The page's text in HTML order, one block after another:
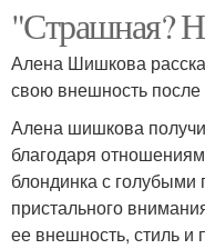
"Страшная?
Алена Шишкова
свою внешность
Алена шишкова
благодаря
блондинка с голубыми
пристального
ее внешность, стиль и